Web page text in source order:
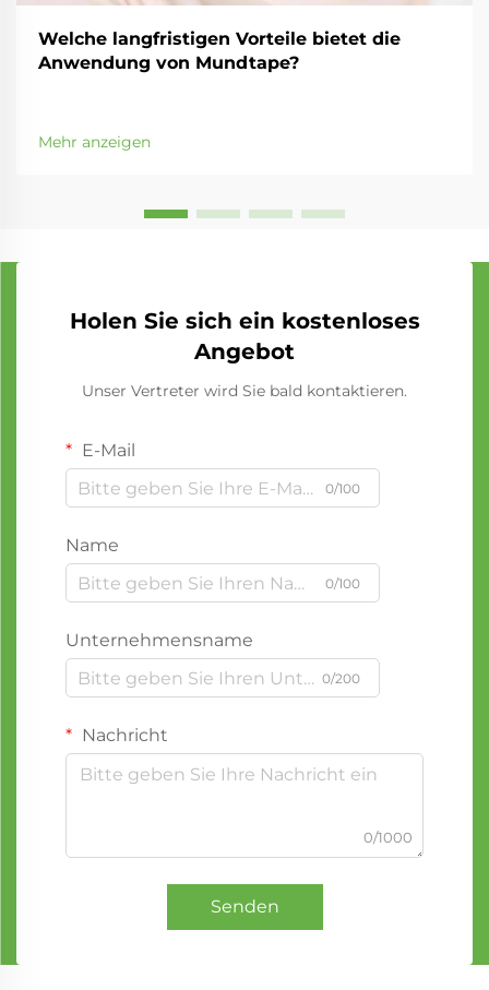
Welche langfristigen Vorteile bietet die
Anwendung von Mundtape?
Mehr anzeigen
Holen Sie sich ein kostenloses
Angebot
Unser Vertreter wird Sie bald kontaktieren.
E-Mail
0/100
Name
0/100
Unternehmensname
0/200
Nachricht
0/1000
Senden